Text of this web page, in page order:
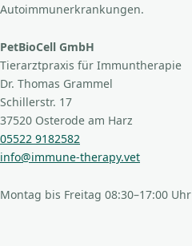
Autoimmunerkrankungen.
PetBioCell GmbH
Tierarztpraxis für Immuntherapie
Dr. Thomas Grammel
Schillerstr. 17
37520 Osterode am Harz
05522 9182582
info@immune-therapy.vet
Montag bis Freitag 08:30–17:00 Uhr